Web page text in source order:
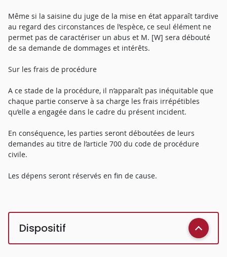
Même si la saisine du juge de la mise en état apparaît tardive
au regard des circonstances de l’espèce, ce seul élément ne
permet pas de caractériser un abus et M. [W] sera débouté
de sa demande de dommages et intérêts.
Sur les frais de procédure
A ce stade de la procédure, il n’apparaît pas inéquitable que
chaque partie conserve à sa charge les frais irrépétibles
qu’elle a engagée dans le cadre du présent incident.
En conséquence, les parties seront déboutées de leurs
demandes au titre de l’article 700 du code de procédure
civile.
Les dépens seront réservés en fin de cause.
Dispositif